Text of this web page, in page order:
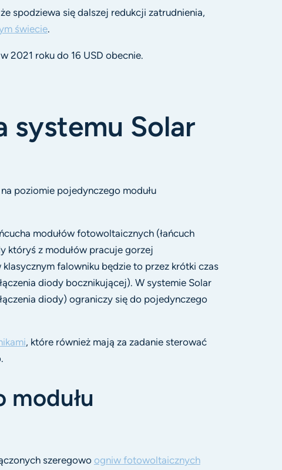
spodziewa się dalszej redukcji zatrudnienia,
świecie.
2021 roku do 16 USD obecnie.
systemu Solar
poziomie pojedynczego modułu
modułów fotowoltaicznych (łańcuch
któryś z modułów pracuje gorzej
falowniku będzie to przez krótki czas
diody bocznikującej). W systemie Solar
diody) ograniczy się do pojedynczego
, które również mają za zadanie sterować
modułu
szeregowo ogniw fotowoltaicznych